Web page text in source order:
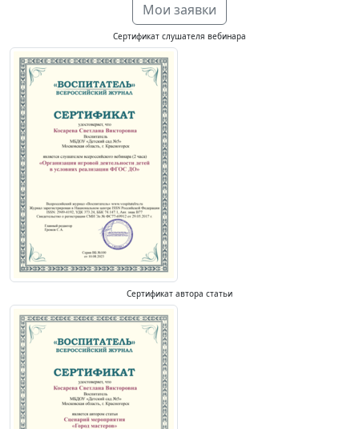
Мои заявки
Сертификат слушателя вебинара
Сертификат автора статьи